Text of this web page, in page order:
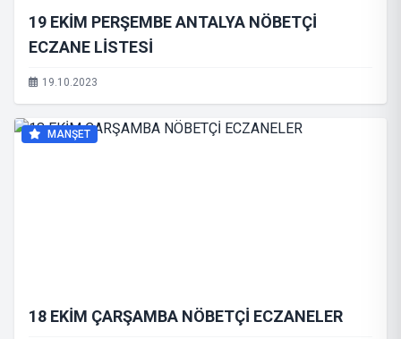
19 EKİM PERŞEMBE ANTALYA NÖBETÇİ
ECZANE LİSTESİ
19.10.2023
MANŞET
18 EKİM ÇARŞAMBA NÖBETÇİ ECZANELER